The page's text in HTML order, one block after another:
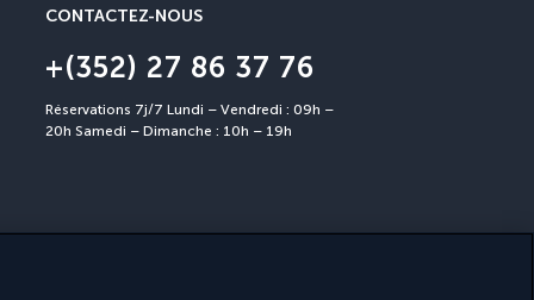
CONTACTEZ-NOUS
+(352) 27 86 37 76
Réservations 7j/7 Lundi – Vendredi : 09h –
20h Samedi – Dimanche : 10h – 19h